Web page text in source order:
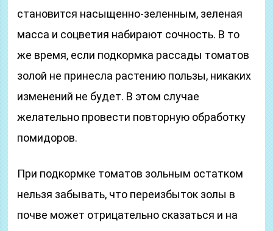
становится насыщенно-зеленным, зеленая
масса и соцветия набирают сочность. В то
же время, если подкормка рассады томатов
золой не принесла растению пользы, никаких
изменений не будет. В этом случае
желательно провести повторную обработку
помидоров.
При подкормке томатов зольным остатком
нельзя забывать, что переизбыток золы в
почве может отрицательно сказаться и на